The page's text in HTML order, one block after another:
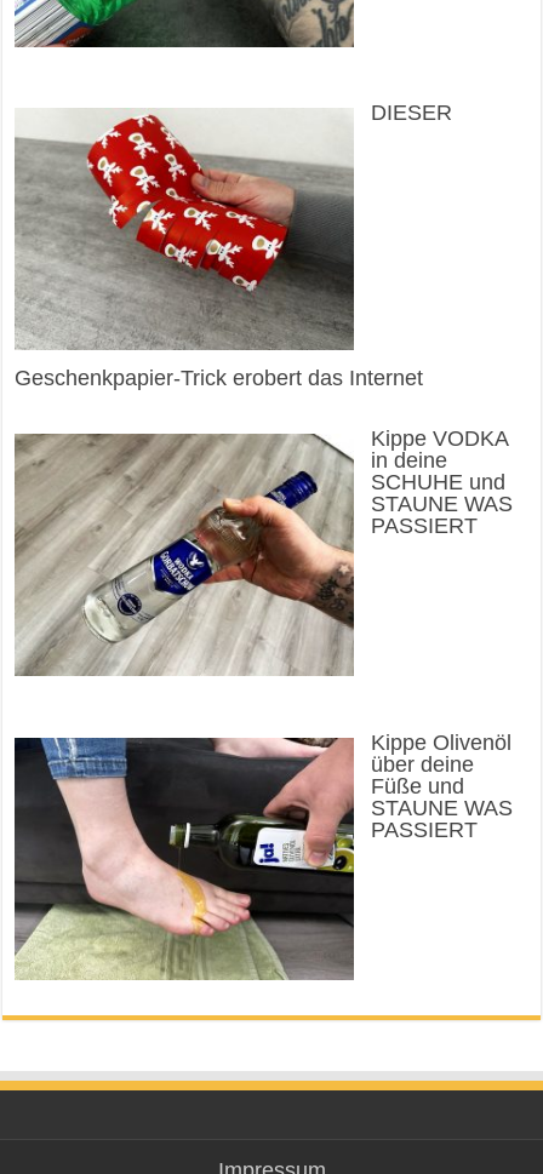
DIESER
Geschenkpapier-Trick erobert das Internet
Kippe VODKA
in deine
SCHUHE und
STAUNE WAS
PASSIERT
Kippe Olivenöl
über deine
Füße und
STAUNE WAS
PASSIERT